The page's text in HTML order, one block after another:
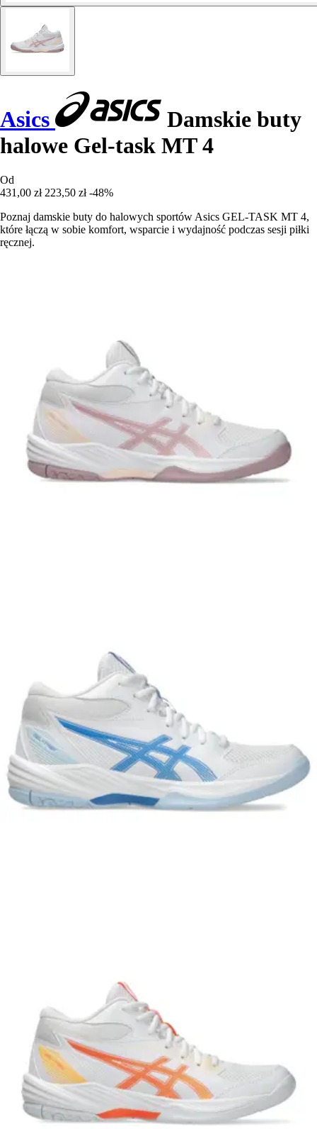
Asics
Damskie buty
halowe Gel-task MT 4
Od
431,00 zł 223,50 zł -48%
Poznaj damskie buty do halowych sportów Asics GEL-TASK MT 4,
które łączą w sobie komfort, wsparcie i wydajność podczas sesji piłki
ręcznej.